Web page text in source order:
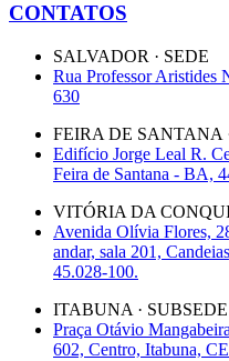
CONTATOS
SALVADOR · SEDE
Rua Professor Aristides
630
FEIRA DE SANTANA
Edifício Jorge Leal R.
Feira de Santana - BA,
VITÓRIA DA
Avenida Olívia Flores,
andar, sala 201,
45.028-100.
ITABUNA · SUBSEDE
Praça Otávio
602, Centro, Itabuna,